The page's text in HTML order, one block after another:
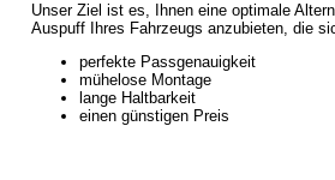
Unser Ziel ist es, Ihnen eine optimale
Auspuff Ihres Fahrzeugs anzubieten, die
perfekte Passgenauigkeit
mühelose Montage
lange Haltbarkeit
einen günstigen Preis